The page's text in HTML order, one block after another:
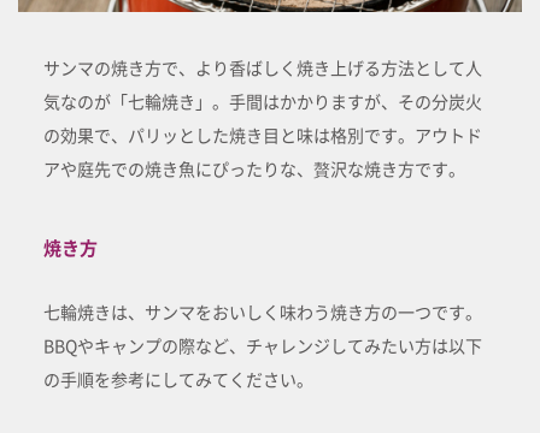
サンマの焼き方で、より香ばしく焼き上げる方法として人
気なのが「七輪焼き」。手間はかかりますが、その分炭火
の効果で、パリッとした焼き目と味は格別です。アウトド
アや庭先での焼き魚にぴったりな、贅沢な焼き方です。
焼き方
七輪焼きは、サンマをおいしく味わう焼き方の一つです。
BBQやキャンプの際など、チャレンジしてみたい方は以下
の手順を参考にしてみてください。